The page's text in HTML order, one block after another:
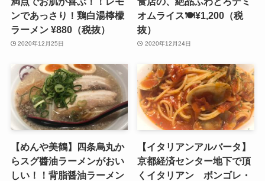
ンであっさり！鶏白湯檸檬
ラーメン ¥880（税抜）
2020年12月25日
オムライス🍽¥1,200（税
抜）
2020年12月24日
【めんや美鶴】四条烏丸か
らスグ醬油ラーメンがおい
しい！！背脂醤油ラーメン
【イタリアンアルバータ】
京都経済センター地下で頂
くイタリアン ボンゴレ・